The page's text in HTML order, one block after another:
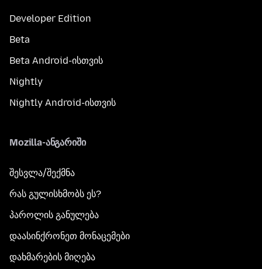
Developer Edition
Beta
Beta Android-ისთვის
Nightly
Nightly Android-ისთვის
Mozilla-ანგარიში
შესვლა/შექმნა
რას გულისხმობს ეს?
პაროლის განულება
დაასინქრონეთ მონაცემები
დახმარების მიღება